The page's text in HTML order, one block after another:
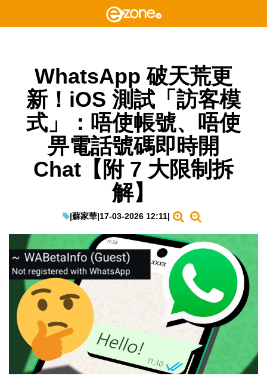
WhatsApp 破天荒更
新！iOS 測試「訪客模
式」：唔使帳號、唔使
畀電話號碼即時開
Chat【附 7 大限制拆
解】
|蘇家華|17-03-2026 12:11|